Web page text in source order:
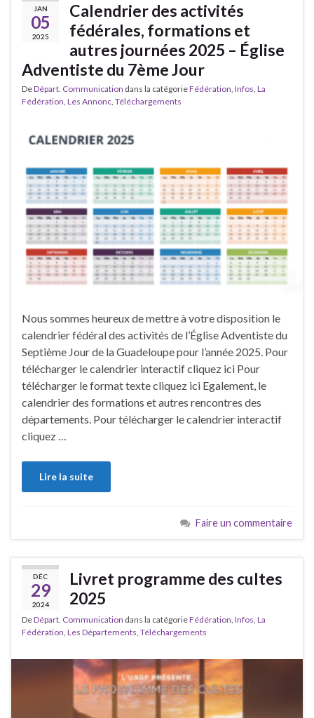
JAN
05
2025
Calendrier des activités
fédérales, formations et
autres journées 2025 – Église
Adventiste du 7ème Jour
DeDépart. Communication dans la catégorieFédération, Infos, La
Fédération, Les Annonc, Téléchargements
Nous sommes heureux de mettre à votre disposition le
calendrier fédéral des activités de l’Église Adventiste du
Septième Jour de la Guadeloupe pour l’année 2025. Pour
télécharger le calendrier interactif cliquez ici Pour
télécharger le format texte cliquez ici Egalement, le
calendrier des formations et autres rencontres des
départements. Pour télécharger le calendrier interactif
cliquez …
Lire la suite
Faire un commentaire
DÉC
29
2024
Livret programme des cultes
2025
DeDépart. Communication dans la catégorieFédération Infos La
Fédération Les Départements Téléchargements